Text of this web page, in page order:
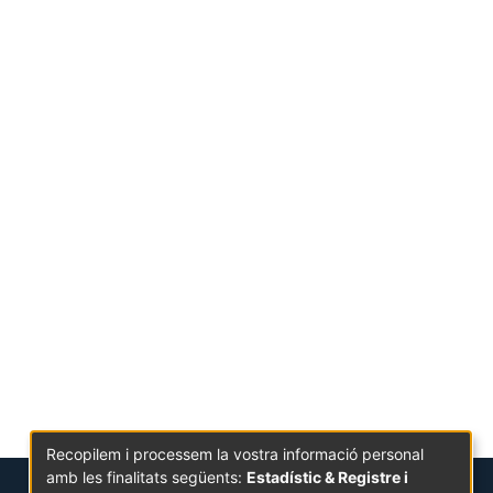
Recopilem i processem la vostra informació personal
amb les finalitats següents: Estadístic & Registre i